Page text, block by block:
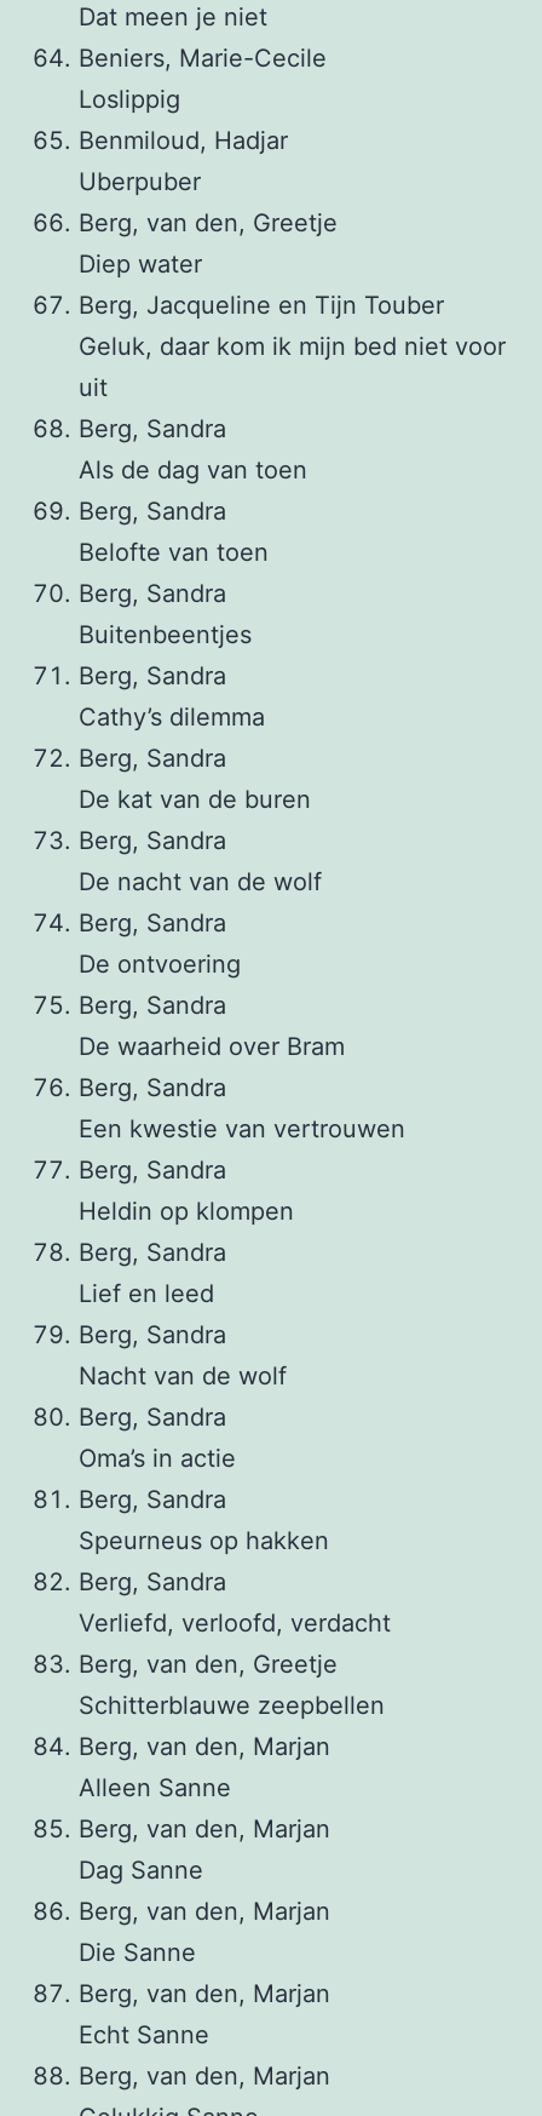
Dat meen je niet
Beniers, Marie-Cecile
Loslippig
Benmiloud, Hadjar
Uberpuber
Berg, van den, Greetje
Diep water
Berg, Jacqueline en Tijn Touber
Geluk, daar kom ik mijn bed niet voor
uit
Berg, Sandra
Als de dag van toen
Berg, Sandra
Belofte van toen
Berg, Sandra
Buitenbeentjes
Berg, Sandra
Cathy’s dilemma
Berg, Sandra
De kat van de buren
Berg, Sandra
De nacht van de wolf
Berg, Sandra
De ontvoering
Berg, Sandra
De waarheid over Bram
Berg, Sandra
Een kwestie van vertrouwen
Berg, Sandra
Heldin op klompen
Berg, Sandra
Lief en leed
Berg, Sandra
Nacht van de wolf
Berg, Sandra
Oma’s in actie
Berg, Sandra
Speurneus op hakken
Berg, Sandra
Verliefd, verloofd, verdacht
Berg, van den, Greetje
Schitterblauwe zeepbellen
Berg, van den, Marjan
Alleen Sanne
Berg, van den, Marjan
Dag Sanne
Berg, van den, Marjan
Die Sanne
Berg, van den, Marjan
Echt Sanne
Berg, van den, Marjan